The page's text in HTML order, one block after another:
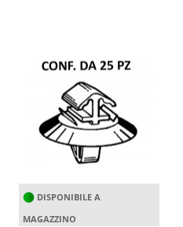
DISPONIBILE A
MAGAZZINO